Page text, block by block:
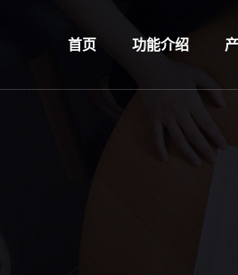
首页 功能介绍